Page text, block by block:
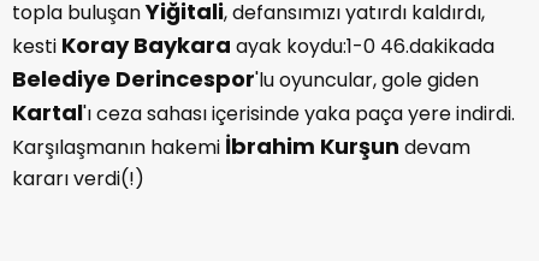
topla buluşanYiğitali, defansımızı yatırdı kaldırdı,
kesti Koray Baykara ayak koydu:1-0 46.dakikada
Belediye Derincespor'lu oyuncular, gole giden
Kartal'ı ceza sahası içerisinde yaka paça yere indirdi.
Karşılaşmanın hakemi İbrahim Kurşun devam
kararı verdi(!)